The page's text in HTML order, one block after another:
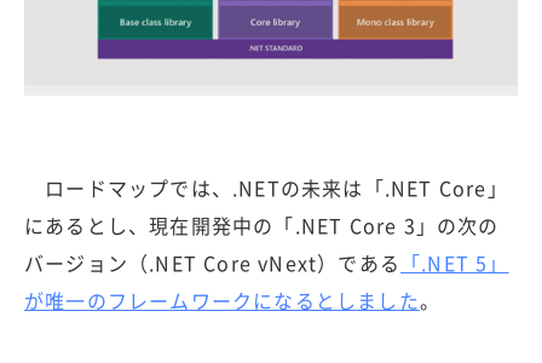
ロードマップでは、.NETの未来は「.NET Core」
にあるとし、現在開発中の「.NET Core 3」の次の
バージョン（.NET Core vNext）である 「.NET 5」
が唯一のフレームワークになるとしました。